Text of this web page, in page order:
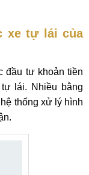
xe tự lái của
đầu tư khoản tiền
lái. Nhiều bằng
thống xử lý hình